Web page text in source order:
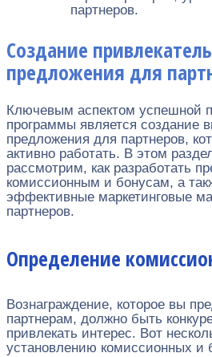
партнеров.
Создание
предложения для
Ключевым аспектом успешной
программы является создание
предложения для партнеров,
активно работать. В этом
рассмотрим, как разработать
комиссионным и бонусам, а
эффективные маркетинговые
партнеров.
Определение
Вознаграждение, которое вы
партнерам, должно быть
привлекать интерес. Вот
установлению комиссионных и